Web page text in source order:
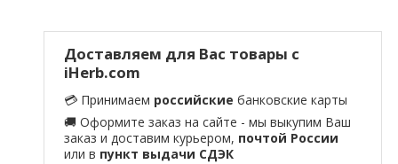
Доставляем для Вас товары с
iHerb.com
💳 Принимаем российские банковские карты
🚚 Оформите заказ на сайте - мы выкупим Ваш
заказ и доставим курьером, почтой России
или в пункт выдачи СДЭК